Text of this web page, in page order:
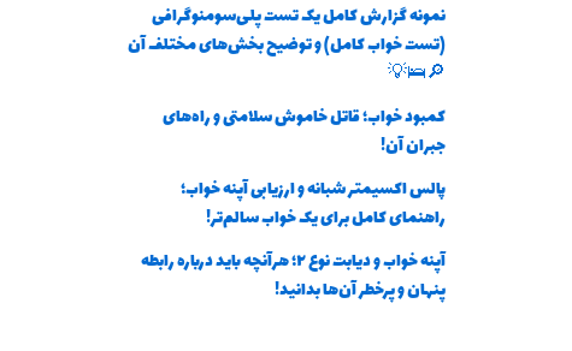
نمونه گزارش کامل یک تست پلی‌سومنوگرافی
(تست خواب کامل) و توضیح بخش‌های مختلف آن
🔎🛌💡
کمبود خواب؛ قاتل خاموش سلامتی و راه‌های
جبران آن!
پالس اکسیمتر شبانه و ارزیابی آپنه خواب؛
راهنمای کامل برای یک خواب سالم‌تر!
آپنه خواب و دیابت نوع ۲؛ هرآنچه باید درباره رابطه
پنهان و پرخطر آن‌ها بدانید!